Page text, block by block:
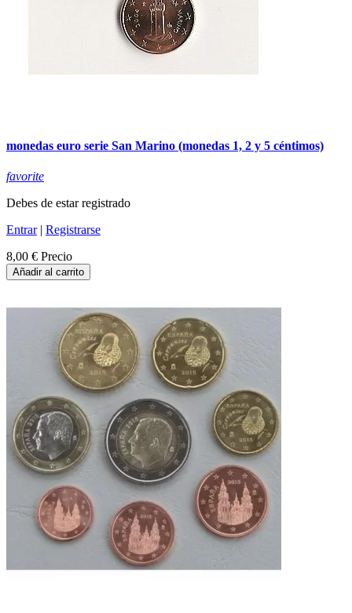
monedas euro serie San Marino (monedas 1, 2 y 5 céntimos)
favorite
Debes de estar registrado
Entrar| Registrarse
8,00 € Precio
Añadir al carrito